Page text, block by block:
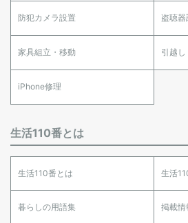
防犯カメラ設置 盗聴器
家具組立・移動 引越し
iPhone修理
生活110番とは
生活110番とは 生活
暮らしの用語集 掲載情